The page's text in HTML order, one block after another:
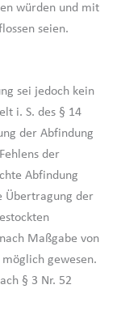
würden und mit
seien.
sei jedoch kein
i. S. des § 14
der Abfindung
der
Abfindung
Übertragung der
Maßgabe von
möglich gewesen.
§ 3 Nr. 52